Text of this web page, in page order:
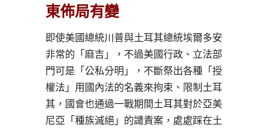
東佈局有變
即使美國總統川普與土耳其總統埃爾多安
非常的「麻吉」，不過美國行政、立法部
門可是「公私分明」，不斷祭出各種「授
權法」用國內法的名義來拘束、限制土耳
其，國會也通過一戰期間土耳其對於亞美
尼亞「種族滅絕」的譴責案，處處踩在土